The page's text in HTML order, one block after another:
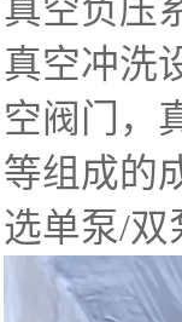
真空负压
真空冲洗
空阀门，
等组成的
选单泵/双